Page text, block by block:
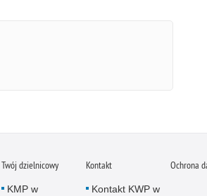
Twój dzielnicowy
KMP w
Kontakt
Kontakt KWP w
Ochrona